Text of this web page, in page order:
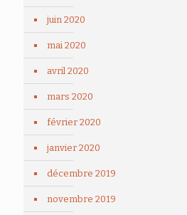
juin 2020
mai 2020
avril 2020
mars 2020
février 2020
janvier 2020
décembre 2019
novembre 2019